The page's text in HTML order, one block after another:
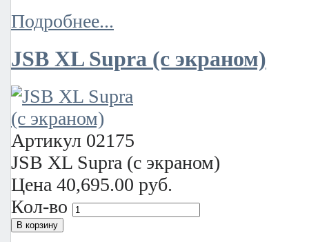
Подробнее...
JSB XL Supra (с экраном)
Артикул 02175
JSB XL Supra (с экраном)
Цена 40,695.00 руб.
Кол-во